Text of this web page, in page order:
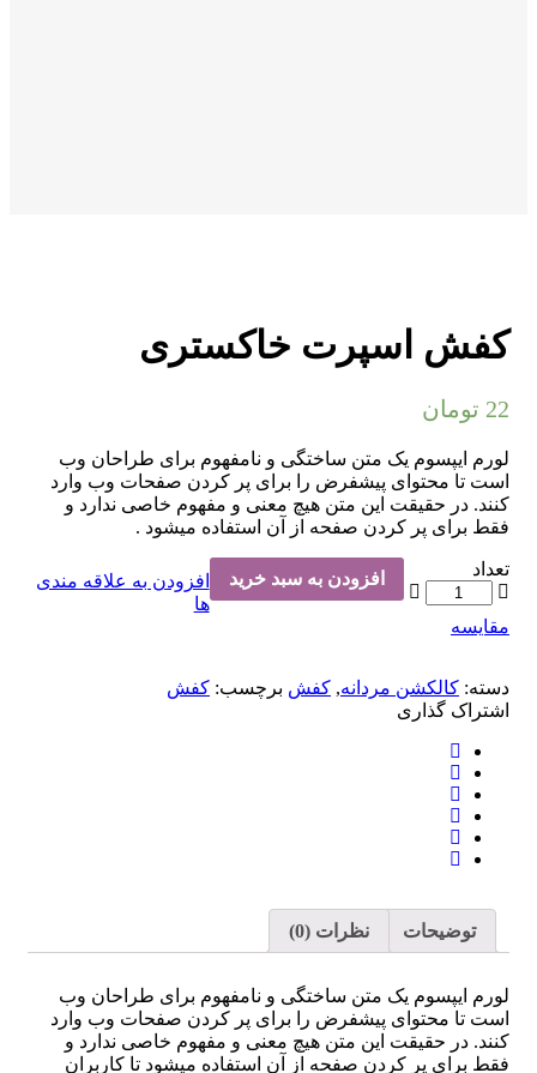
کفش اسپرت خاکستری
22 تومان
لورم ایپسوم یک متن ساختگی و نامفهوم برای طراحان وب
است تا محتوای پیشفرض را برای پر کردن صفحات وب وارد
کنند. در حقیقت این متن هیچ معنی و مفهوم خاصی ندارد و
فقط برای پر کردن صفحه از آن استفاده میشود .
تعداد افزودن به سبد خرید
افزودن به علاقه مندی
ها
مقایسه
دسته: کالکشن مردانه, کفش برچسب: کفش
اشتراک ‌گذاری
توضیحات نظرات (0)
لورم ایپسوم یک متن ساختگی و نامفهوم برای طراحان وب
است تا محتوای پیشفرض را برای پر کردن صفحات وب وارد
کنند. در حقیقت این متن هیچ معنی و مفهوم خاصی ندارد و
فقط برای پر کردن صفحه از آن استفاده میشود تا کاربران